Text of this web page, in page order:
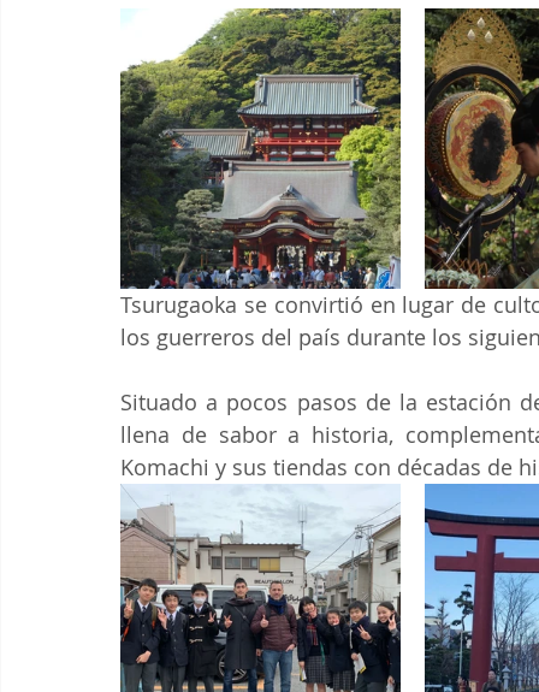
Tsurugaoka se convirtió en lugar de
los guerreros del país durante los
Situado a pocos pasos de la estación
llena de sabor a historia,
Komachi y sus tiendas con décadas de